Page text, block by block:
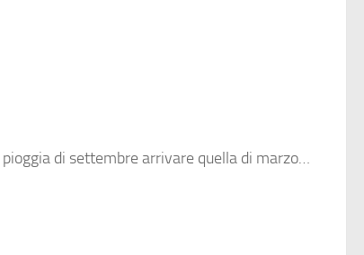
di settembre arrivare quella di marzo…